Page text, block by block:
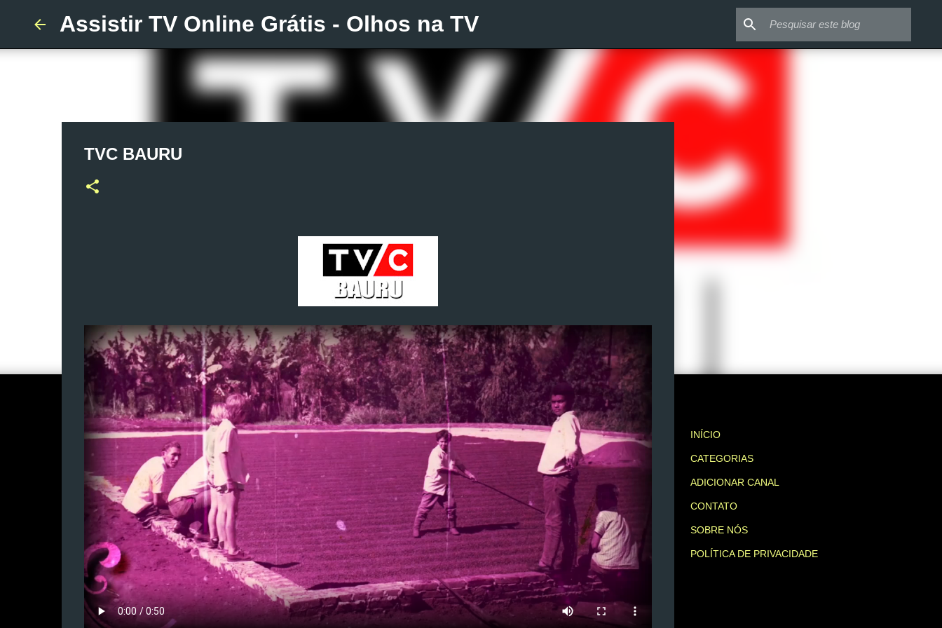
Pular para o conteúdo principal
Assistir TV Online Grátis - Olhos na TV
TVC BAURU
INÍCIO
CATEGORIAS
ADICIONAR CANAL
CONTATO
SOBRE NÓS
POLÍTICA DE PRIVACIDADE